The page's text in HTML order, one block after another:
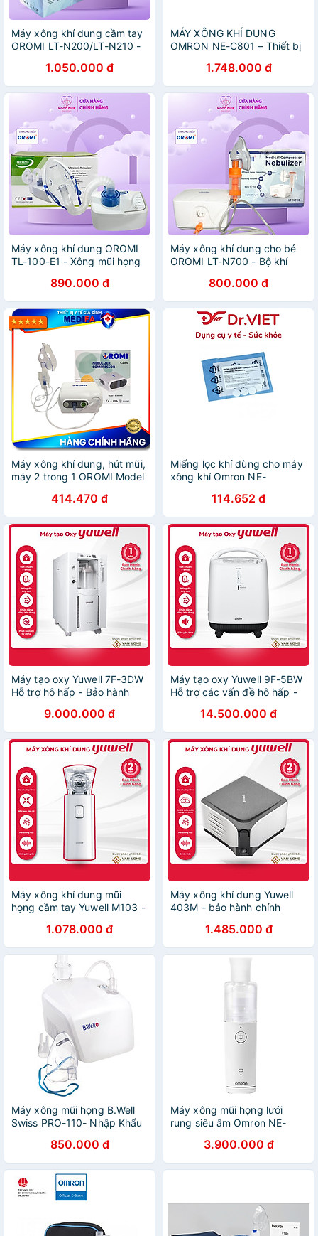
Máy xông khí dung cầm tay
OROMI LT-N200/LT-N210 -
không tiếng ồn cao cấp
1.050.000 đ
MÁY XÔNG KHÍ DUNG
OMRON NE-C801 – Thiết bị
vận hành êm ái với hạt
sương siêu mịn. Phù hợp cho
trẻ nhỏ, người lớn và người
cao tuổi, dễ sử dụng và
mang theo, giúp quá trình
chăm sóc hô hấp hàng ngày
nhanh chóng, an toàn
1.748.000 đ
Máy xông khí dung OROMI
TL-100-E1 - Xông mũi họng
890.000 đ
Máy xông khí dung cho bé
OROMI LT-N700 - Bộ khí
800.000 đ
Máy xông khí dung, hút mũi,
máy 2 trong 1 OROMI Model
414.470 đ
Miếng lọc khí dùng cho máy
xông khí Omron NE-
114.652 đ
Máy tạo oxy Yuwell 7F-3DW
Hỗ trợ hô hấp - Bảo hành
9.000.000 đ
Máy tạo oxy Yuwell 9F-5BW
Hỗ trợ các vấn đề hô hấp -
14.500.000 đ
Máy xông khí dung mũi
họng cầm tay Yuwell M103 -
1.078.000 đ
Máy xông khí dung Yuwell
403M - bảo hành chính
1.485.000 đ
Máy xông mũi họng B.Well
Swiss PRO-110- Nhập Khẩu
850.000 đ
Máy xông mũi họng lưới
rung siêu âm Omron NE-
kim kết hợp với máy rung
Titan nâng cao hiệu quả
3.900.000 đ